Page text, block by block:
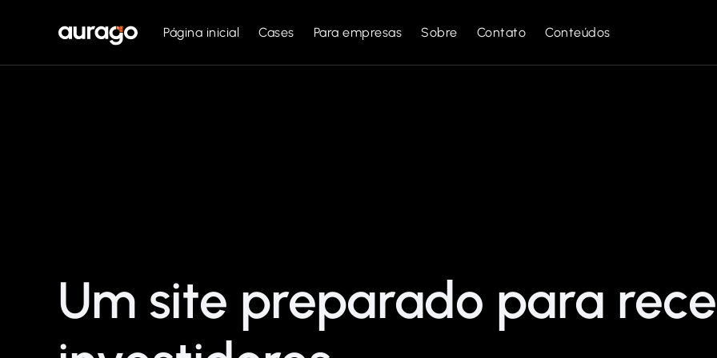
Página inicial Cases Para empresas Sobre Contato Conteúdos
Um site preparado para